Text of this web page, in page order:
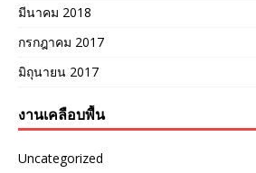
มีนาคม 2018
กรกฎาคม 2017
มิถุนายน 2017
งานเคลือบพื้น
Uncategorized